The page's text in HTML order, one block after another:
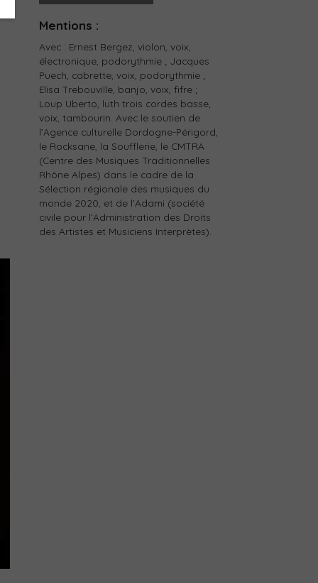
Mentions :
Avec : Ernest Bergez, violon, voix,
électronique, podorythmie ; Jacques
Puech, cabrette, voix, podorythmie ;
Elisa Trebouville, banjo, voix, fifre ;
Loup Uberto, luth trois cordes basse,
voix, tambourin. Avec le soutien de
l’Agence culturelle Dordogne-Périgord,
le Rocksane, la Soufflerie, le CMTRA
(Centre des Musiques Traditionnelles
Rhône Alpes) dans le cadre de la
Sélection régionale des musiques du
monde 2020, et de l’Adami (société
civile pour l’Administration des Droits
des Artistes et Musiciens Interprètes).